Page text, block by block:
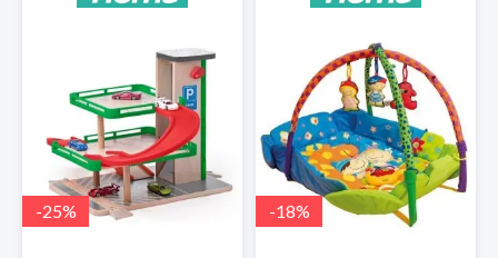
-25% -18%